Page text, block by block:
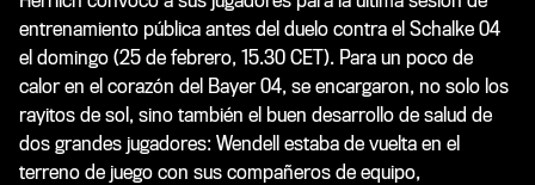
entrenamiento pública antes del duelo contra el Schalke 04
el domingo (25 de febrero, 15.30 CET). Para un poco de
calor en el corazón del Bayer 04, se encargaron, no solo los
rayitos de sol, sino también el buen desarrollo de salud de
dos grandes jugadores: Wendell estaba de vuelta en el
terreno de juego con sus compañeros de equipo,